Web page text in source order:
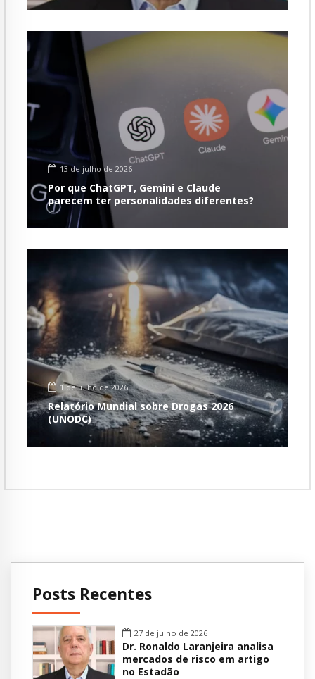
13 de julho de 2026
Por que ChatGPT, Gemini e Claude
parecem ter personalidades diferentes?
1 de julho de 2026
Relatório Mundial sobre Drogas 2026
(UNODC)
Posts Recentes
27 de julho de 2026
Dr. Ronaldo Laranjeira analisa
mercados de risco em artigo
no Estadão